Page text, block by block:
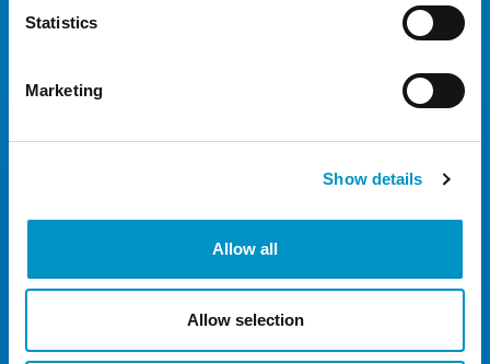
Statistics
Marketing
Show details
Allow all
Allow selection
23 dagen
€303,00
€318,00
25 dagen
€333,00
26 dagen
€348,00